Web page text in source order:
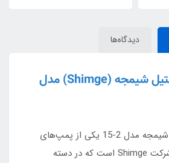
دیدگاه‌ها
پمپ طبقاتی استیل شیمجه (Shimge) مدل
پمپ طبقاتی استیل شیمجه مدل 2-15 یکی از پمپ‌های
قدرتمند و باکیفیت شرکت Shimge است که در دسته